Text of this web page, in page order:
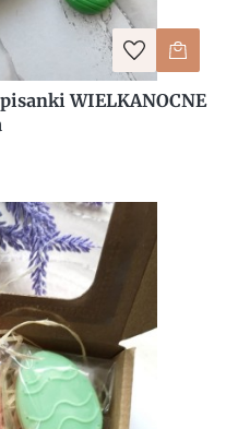
WIELKANOCNE